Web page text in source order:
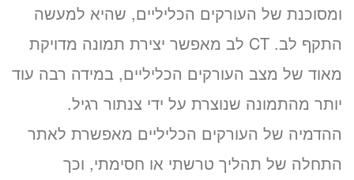
ומסוכנת של העורקים הכליליים, שהיא למעשה
התקף לב. CT לב מאפשר יצירת תמונה מדויקת
מאוד של מצב העורקים הכליליים, במידה רבה עוד
יותר מהתמונה שנוצרת על ידי צנתור רגיל.
ההדמיה של העורקים הכליליים מאפשרת לאתר
התחלה של תהליך טרשתי או חסימתי, וכך